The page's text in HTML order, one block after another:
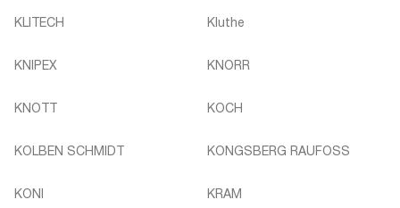
KLITECH Kluthe
KNIPEX KNORR
KNOTT KOCH
KOLBEN SCHMIDT KONGSBERG RAUFOSS
KONI KRAM